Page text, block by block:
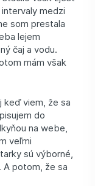
medzi
som prestala
lejem
čaj a vodu.
mám však
keď viem, že sa
do
na webe,
veľmi
sú výborné,
A potom, že sa